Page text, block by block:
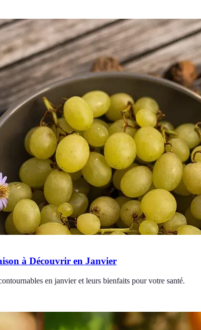
à Découvrir en Janvier
en janvier et leurs bienfaits pour votre santé.